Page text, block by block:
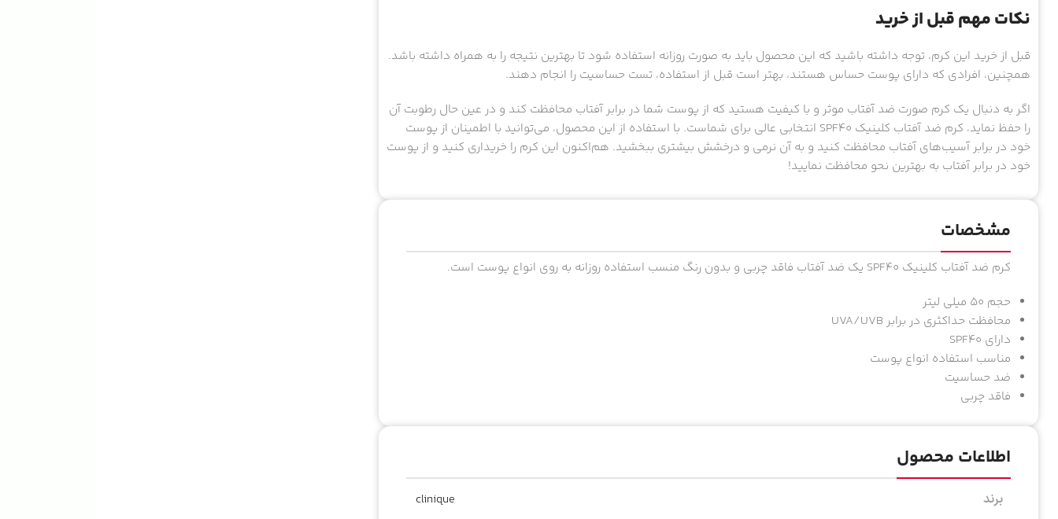
نکات مهم قبل از خرید
قبل از خرید این کرم، توجه داشته باشید که این محصول باید به صورت روزانه استفاده شود تا بهترین نتیجه را به همراه داشته باشد.
همچنین، افرادی که دارای پوست حساس هستند، بهتر است قبل از استفاده، تست حساسیت را انجام دهند.
اگر به دنبال یک کرم صورت ضد آفتاب موثر و با کیفیت هستید که از پوست شما در برابر آفتاب محافظت کند و در عین حال رطوبت آن
را حفظ نماید، کرم ضد آفتاب کلینیک SPF40 انتخابی عالی برای شماست. با استفاده از این محصول، می‌توانید با اطمینان از پوست
خود در برابر آسیب‌های آفتاب محافظت کنید و به آن نرمی و درخشش بیشتری ببخشید. هم‌اکنون این کرم را خریداری کنید و از پوست
خود در برابر آفتاب به بهترین نحو محافظت نمایید!
مشخصات
کرم ضد آفتاب کلینیک SPF40 یک ضد آفتاب فاقد چربی و بدون رنگ منسب استفاده روزانه به روی انواع پوست است.
حجم 50 میلی لیتر
محافظت حداکثری در برابر UVA/UVB
دارای SPF40
مناسب استفاده انواع پوست
ضد حساسیت
فاقد چربی
اطلاعات محصول
برند clinique